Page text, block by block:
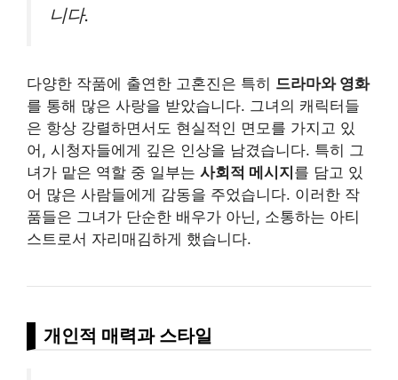
니다.
다양한 작품에 출연한 고혼진은 특히 드라마와 영화
를 통해 많은 사랑을 받았습니다. 그녀의 캐릭터들
은 항상 강렬하면서도 현실적인 면모를 가지고 있
어, 시청자들에게 깊은 인상을 남겼습니다. 특히 그
녀가 맡은 역할 중 일부는 사회적 메시지 를 담고 있
어 많은 사람들에게 감동을 주었습니다. 이러한 작
품들은 그녀가 단순한 배우가 아닌, 소통하는 아티
스트로서 자리매김하게 했습니다.
개인적 매력과 스타일